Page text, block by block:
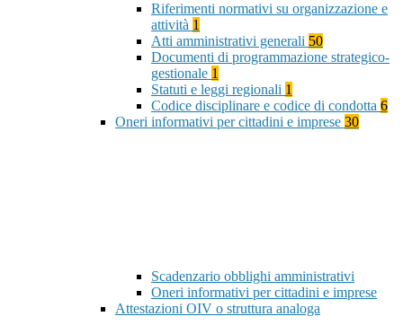
Riferimenti normativi su organizzazione e
attività 1
Atti amministrativi generali 50
Documenti di programmazione strategico-
gestionale 1
Statuti e leggi regionali 1
Codice disciplinare e codice di condotta 6
Oneri informativi per cittadini e imprese 30
Scadenzario obblighi amministrativi
Oneri informativi per cittadini e imprese
Attestazioni OIV o struttura analoga